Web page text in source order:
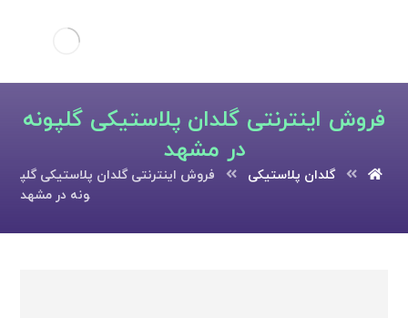
فروش اینترنتی گلدان پلاستیکی گلپونه
در مشهد
گلدان پلاستیکی
فروش اینترنتی گلدان پلاستیکی گلپ
ونه در مشهد